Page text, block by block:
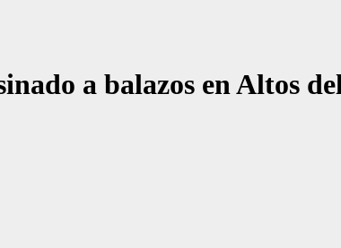
a balazos en Altos